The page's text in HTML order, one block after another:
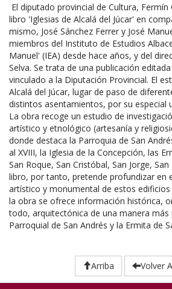
El diputado provincial de Cultura,
libro 'Iglesias de Alcalá del Júcar' en
mismo, José Sánchez Ferrer y José
miembros del Instituto de Estudios
Manuel' (IEA) desde hace años, y del
Selva. Se trata de una publicación
vinculado a la Diputación Provincial. El
Alcalá del Júcar, lugar de paso de
distintos asentamientos, por su especial
La obra recoge un estudio de
artístico y etnológico (artesanía y
donde destaca la Parroquia de San
al XVIII, la Iglesia de la Concepción, las
San Roque, San Cristóbal, San Jorge,
libro, por tanto, pretende profundizar en
artístico y monumental de estos
la obra se ofrece información histórica,
todo, arquitectónica de una manera más
Parroquial de San Andrés y la Ermita de
Arriba Volver